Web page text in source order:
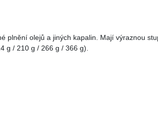
olejů a jiných kapalin. Mají výraznou
g / 210 g / 266 g / 366 g).